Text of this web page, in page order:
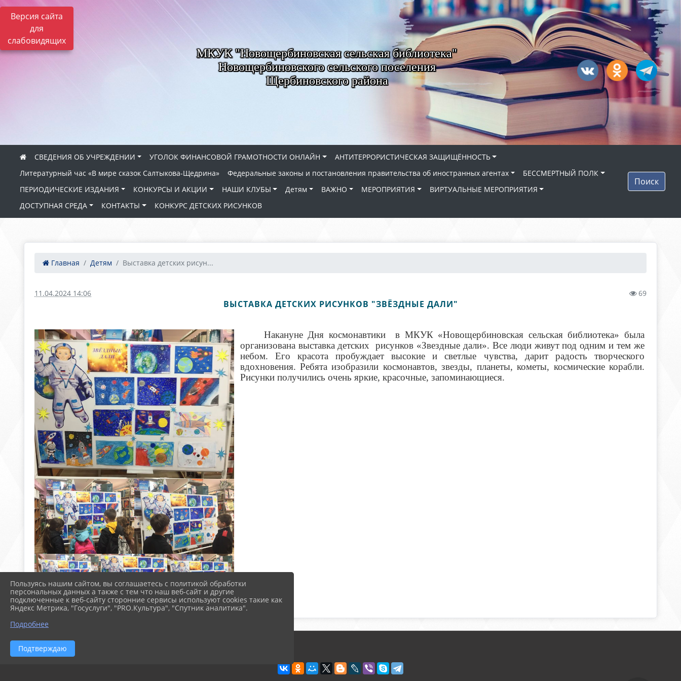
Версия сайта
для
слабовидящих
МКУК "Новощербиновская сельская библиотека"
Новощербиновского сельского поселения
Щербиновского района
СВЕДЕНИЯ ОБ УЧРЕЖДЕНИИ УГОЛОК ФИНАНСОВОЙ ГРАМОТНОСТИ ОНЛАЙН
АНТИТЕРРОРИСТИЧЕСКАЯ ЗАЩИЩЁННОСТЬ
Литературный час «В мире сказок Салтыкова-Щедрина»
Федеральные законы и постановления правительства об иностранных агентах
БЕССМЕРТНЫЙ ПОЛК
ПЕРИОДИЧЕСКИЕ ИЗДАНИЯ
КОНКУРСЫ И АКЦИИ НАШИ КЛУБЫ Детям ВАЖНО МЕРОПРИЯТИЯ
ВИРТУАЛЬНЫЕ МЕРОПРИЯТИЯ
ДОСТУПНАЯ СРЕДА
КОНТАКТЫ КОНКУРС ДЕТСКИХ РИСУНКОВ
Поиск
Главная Детям Выставка детских рисун...
11.04.2024 14:06 69
ВЫСТАВКА ДЕТСКИХ РИСУНКОВ "ЗВЁЗДНЫЕ ДАЛИ"
Накануне Дня космонавтики в МКУК «Новощербиновская сельская библиотека» была
организована выставка детских рисунков «Звездные дали». Все люди живут под одним и тем же
небом. Его красота пробуждает высокие и светлые чувства, дарит радость творческого
вдохновения. Ребята изобразили космонавтов, звезды, планеты, кометы, космические корабли.
Рисунки получились очень яркие, красочные, запоминающиеся.
Пользуясь нашим сайтом, вы соглашаетесь с политикой обработки
персональных данных а также с тем что наш веб-сайт и другие
подключенные к веб-сайту сторонние сервисы используют cookies такие как
Яндекс Метрика, "Госуслуги", "PRO.Культура", "Спутник аналитика".
Подробнее
Подтверждаю